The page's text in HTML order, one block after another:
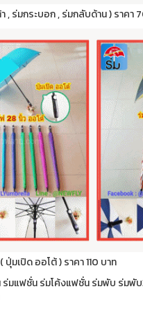
, ร่มกระบอก , ร่มกลับด้าน ) ราคา
มเปิด ออโต้ ) ราคา 110 บาท
ร่มแฟชั่น ร่มโค้งแฟชั่น ร่มพับ ร่มพั